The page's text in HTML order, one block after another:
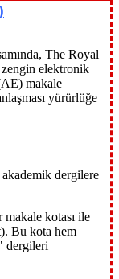
The Royal
elektronik
makale
yürürlüğe
dergilere
kotası ile
Bu kota hem
dergileri